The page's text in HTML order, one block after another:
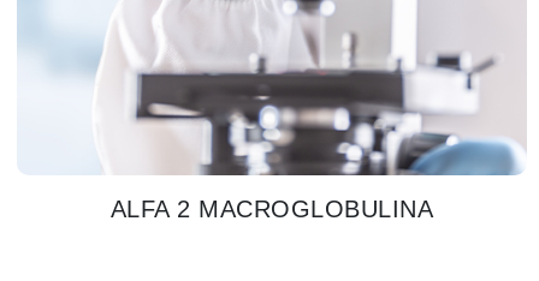
ALFA 2 MACROGLOBULINA